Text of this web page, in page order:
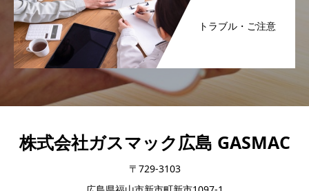
トラブル・ご注意
株式会社ガスマック広島 GASMAC
〒729-3103